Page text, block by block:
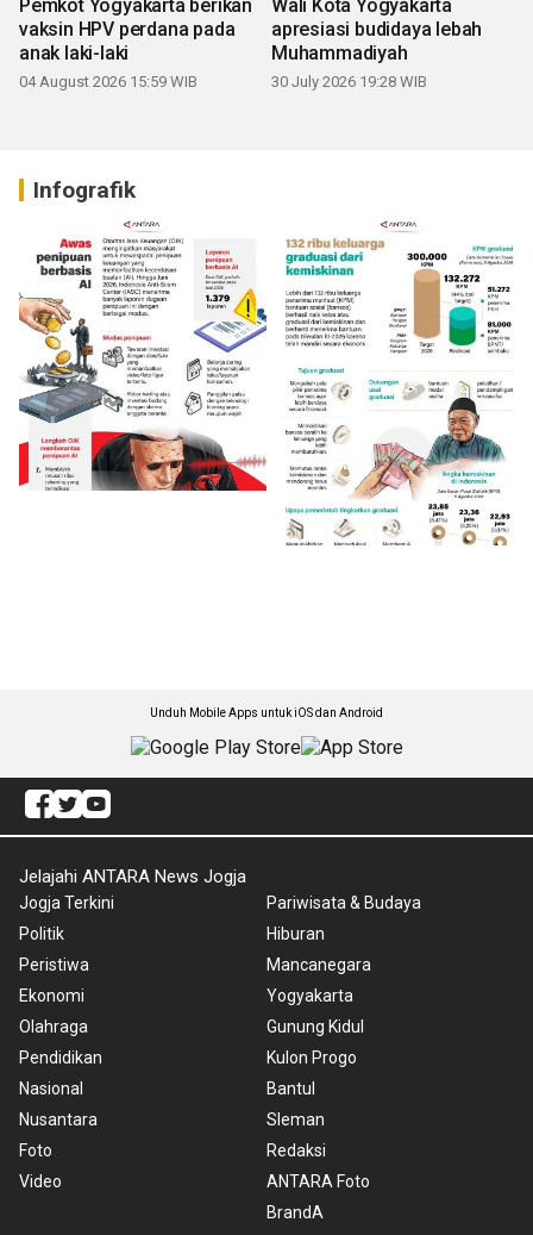
Pemkot Yogyakarta berikan
vaksin HPV perdana pada
anak laki-laki
04 August 2026 15:59 WIB
Wali Kota Yogyakarta
apresiasi budidaya lebah
Muhammadiyah
30 July 2026 19:28 WIB
Infografik
Unduh Mobile Apps untuk iOS dan Android
Jelajahi ANTARA News Jogja
Jogja Terkini
Politik
Peristiwa
Ekonomi
Olahraga
Pendidikan
Nasional
Nusantara
Foto
Video
Pariwisata & Budaya
Hiburan
Mancanegara
Yogyakarta
Gunung Kidul
Kulon Progo
Bantul
Sleman
Redaksi
ANTARA Foto
BrandA